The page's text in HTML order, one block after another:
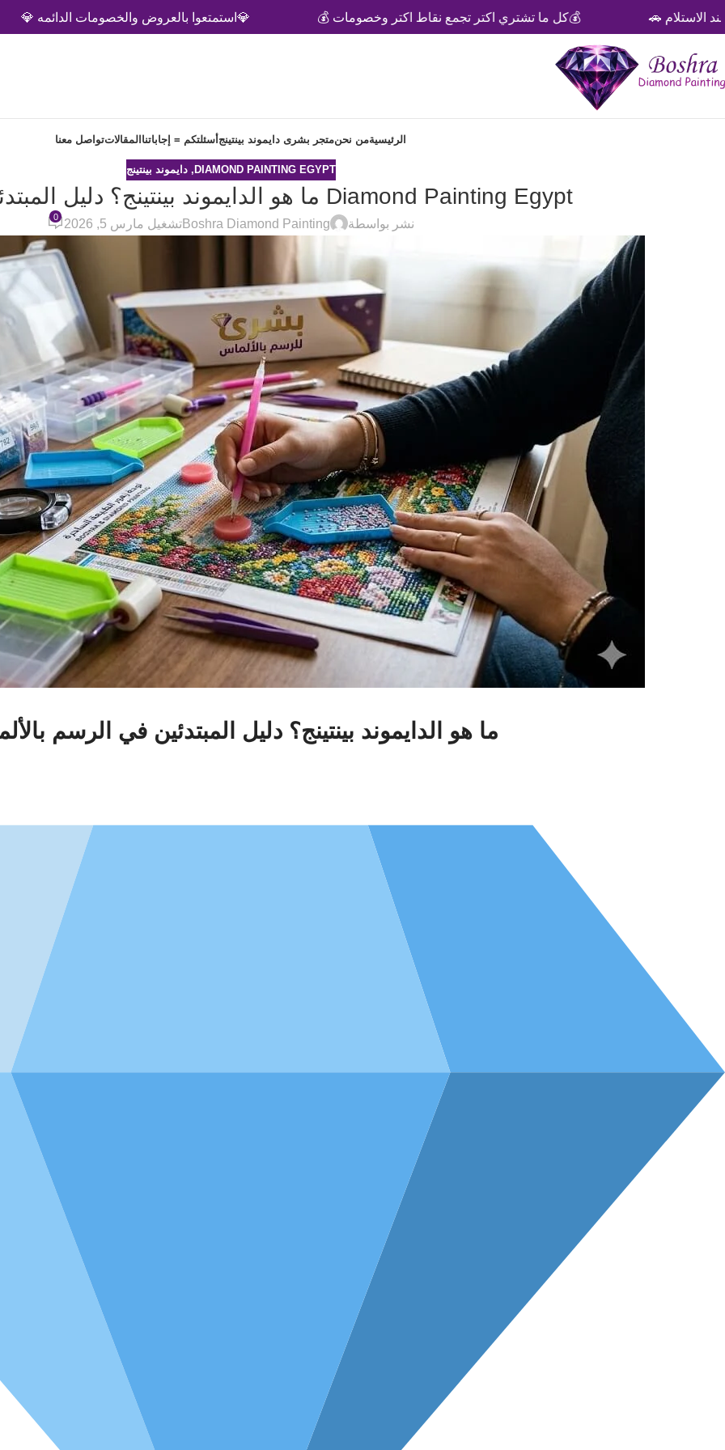
🚗نوفر 💎استمتعوا بالعروض والخصومات الدائمه 💎 💰كل ما تشتري اكتر تجمع نقاط اكتر وخصومات 💰
الرئيسيةمن نحنمتجر بشرى دايموند بينتينجأسئلتكم = إجاباتناالمقالاتتواصل معنا
DIAMOND PAINTING EGYPT
,دايموند بينتينج
Diamond Painting Egypt ما هو الدايموند بينتينج؟ دليل المبتدئين في مصر
نشر بواسطة Boshra Diamond Paintingتشغيل مارس 5, 2026
0
ما هو الدايموند بينتينج؟ دليل المبتدئين في الرسم